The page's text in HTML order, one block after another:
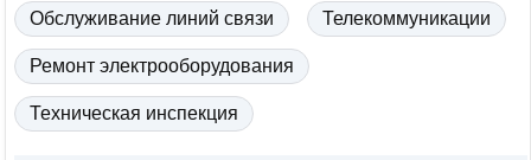
Обслуживание линий связи Телекоммуникации
Ремонт электрооборудования
Техническая инспекция